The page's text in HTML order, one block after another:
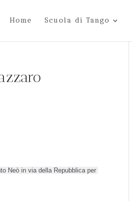
Home Scuola di Tango
Neò in via della Repubblica per